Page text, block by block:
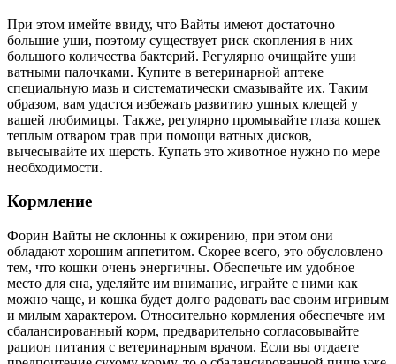
При этом имейте ввиду, что Вайты имеют достаточно
большие уши, поэтому существует риск скопления в них
большого количества бактерий. Регулярно очищайте уши
ватными палочками. Купите в ветеринарной аптеке
специальную мазь и систематически смазывайте их. Таким
образом, вам удастся избежать развитию ушных клещей у
вашей любимицы. Также, регулярно промывайте глаза кошек
теплым отваром трав при помощи ватных дисков,
вычесывайте их шерсть. Купать это животное нужно по мере
необходимости.
Кормление
Форин Вайты не склонны к ожирению, при этом они
обладают хорошим аппетитом. Скорее всего, это обусловлено
тем, что кошки очень энергичны. Обеспечьте им удобное
место для сна, уделяйте им внимание, играйте с ними как
можно чаще, и кошка будет долго радовать вас своим игривым
и милым характером. Относительно кормления обеспечьте им
сбалансированный корм, предварительно согласовывайте
рацион питания с ветеринарным врачом. Если вы отдаете